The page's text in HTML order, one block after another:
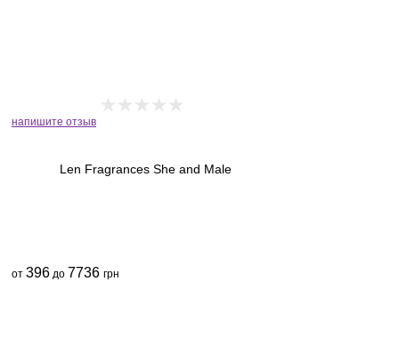
напишите отзыв
Len Fragrances She and Male
от 396 до 7736 грн